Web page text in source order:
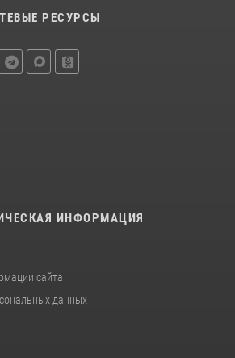
РЕСУРСЫ
ИНФОРМАЦИЯ
сайта
данных